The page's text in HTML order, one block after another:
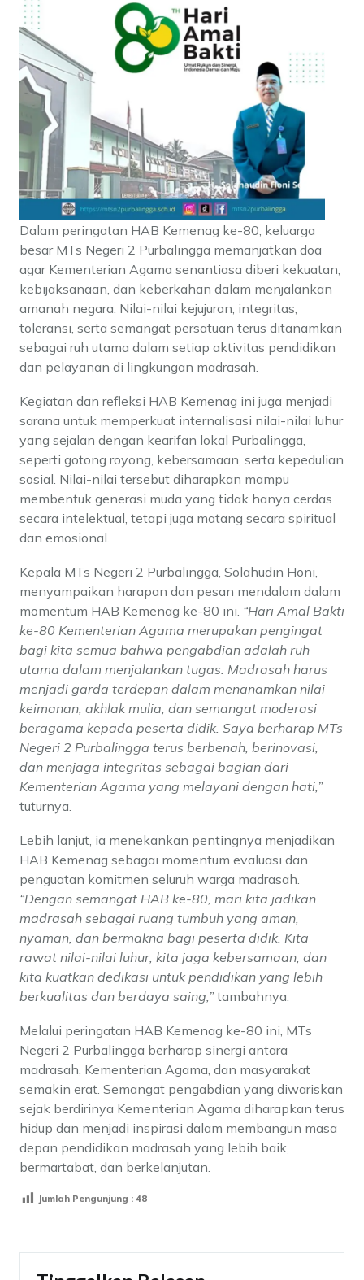
Dalam peringatan HAB Kemenag ke-80, keluarga
besar MTs Negeri 2 Purbalingga memanjatkan doa
agar Kementerian Agama senantiasa diberi kekuatan,
kebijaksanaan, dan keberkahan dalam menjalankan
amanah negara. Nilai-nilai kejujuran, integritas,
toleransi, serta semangat persatuan terus ditanamkan
sebagai ruh utama dalam setiap aktivitas pendidikan
dan pelayanan di lingkungan madrasah.
Kegiatan dan refleksi HAB Kemenag ini juga menjadi
sarana untuk memperkuat internalisasi nilai-nilai luhur
yang sejalan dengan kearifan lokal Purbalingga,
seperti gotong royong, kebersamaan, serta kepedulian
sosial. Nilai-nilai tersebut diharapkan mampu
membentuk generasi muda yang tidak hanya cerdas
secara intelektual, tetapi juga matang secara spiritual
dan emosional.
Kepala MTs Negeri 2 Purbalingga, Solahudin Honi,
menyampaikan harapan dan pesan mendalam dalam
momentum HAB Kemenag ke-80 ini. “Hari Amal Bakti
ke-80 Kementerian Agama merupakan pengingat
bagi kita semua bahwa pengabdian adalah ruh
utama dalam menjalankan tugas. Madrasah harus
menjadi garda terdepan dalam menanamkan nilai
keimanan, akhlak mulia, dan semangat moderasi
beragama kepada peserta didik. Saya berharap MTs
Negeri 2 Purbalingga terus berbenah, berinovasi,
dan menjaga integritas sebagai bagian dari
Kementerian Agama yang melayani dengan hati,”
tuturnya.
Lebih lanjut, ia menekankan pentingnya menjadikan
HAB Kemenag sebagai momentum evaluasi dan
penguatan komitmen seluruh warga madrasah.
“Dengan semangat HAB ke-80, mari kita jadikan
madrasah sebagai ruang tumbuh yang aman,
nyaman, dan bermakna bagi peserta didik. Kita
rawat nilai-nilai luhur, kita jaga kebersamaan, dan
kita kuatkan dedikasi untuk pendidikan yang lebih
berkualitas dan berdaya saing,”tambahnya.
Melalui peringatan HAB Kemenag ke-80 ini, MTs
Negeri 2 Purbalingga berharap sinergi antara
madrasah, Kementerian Agama, dan masyarakat
semakin erat. Semangat pengabdian yang diwariskan
sejak berdirinya Kementerian Agama diharapkan terus
hidup dan menjadi inspirasi dalam membangun masa
depan pendidikan madrasah yang lebih baik,
bermartabat, dan berkelanjutan.
Jumlah Pengunjung : 48